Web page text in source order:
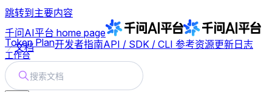
跳转到主要内容
千问AI平台 home page
文档
Token Plan开发者指南API / SDK / CLI 参考资源更新日志
工作台
搜索文档